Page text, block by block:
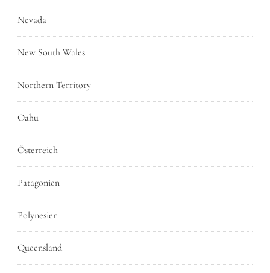
Nevada
New South Wales
Northern Territory
Oahu
Österreich
Patagonien
Polynesien
Queensland